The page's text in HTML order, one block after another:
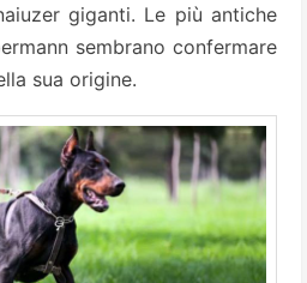
giganti. Le più antiche
sembrano confermare
sua origine.